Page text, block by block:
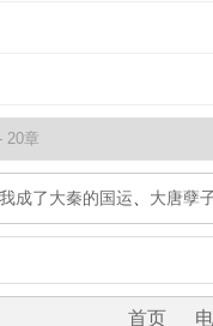
成了大秦的国运 大唐孽
首页